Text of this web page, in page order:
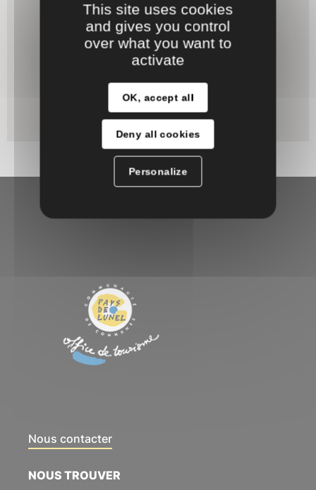
Nous contacter
NOUS TROUVER
This site uses cookies
and gives you control
over what you want to
activate
OK, accept all
Deny all cookies
Personalize